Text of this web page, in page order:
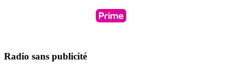
Radio sans publicité